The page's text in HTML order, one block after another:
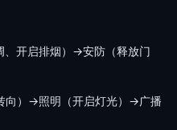
开启排烟）→安防（释放门
向）→照明（开启灯光）→广播